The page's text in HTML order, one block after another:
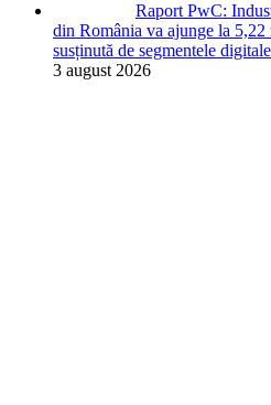
Raport PwC:
din România va ajunge la 5,22
susținută de segmentele digitale
3 august 2026